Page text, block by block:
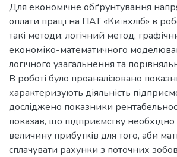
Для економічне обґрунтування
оплати праці на ПАТ «Київхліб» в
такі методи: логічний метод,
економіко-математичного
логічного узагальнення та
В роботі було проаналізовано
характеризують діяльність
досліджено показники
показав, що підприємству необхідно
величину прибутків для того, аби
сплачувати рахунки з поточних